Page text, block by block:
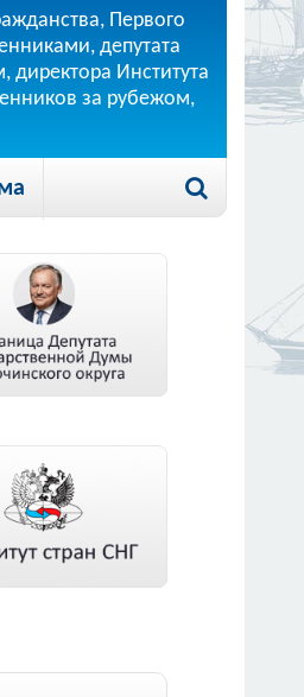
Первого
депутата
Института
за рубежом,